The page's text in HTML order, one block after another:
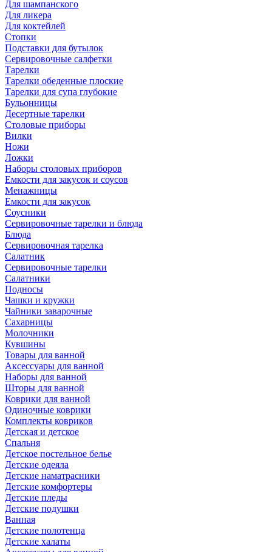
Для шампанского
Для ликера
Для коктейлей
Стопки
Подставки для бутылок
Сервировочные салфетки
Тарелки
Тарелки обеденные плоские
Тарелки для супа глубокие
Бульонницы
Десертные тарелки
Столовые приборы
Вилки
Ножи
Ложки
Наборы столовых приборов
Емкости для закусок и соусов
Менажницы
Емкости для закусок
Соусники
Сервировочные тарелки и блюда
Блюда
Сервировочная тарелка
Салатник
Сервировочные тарелки
Салатники
Подносы
Чашки и кружки
Чайники заварочные
Сахарницы
Молочники
Кувшины
Товары для ванной
Аксессуары для ванной
Наборы для ванной
Шторы для ванной
Коврики для ванной
Одиночные коврики
Комплекты ковриков
Детская и детское
Спальня
Детское постельное белье
Детские одеяла
Детские наматрасники
Детские комфортеры
Детские пледы
Детские подушки
Ванная
Детские полотенца
Детские халаты